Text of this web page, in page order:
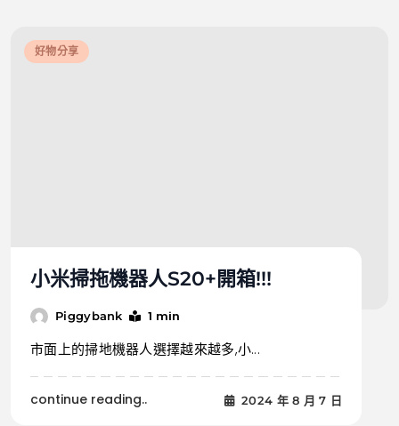
好物分享
小米掃拖機器人S20+開箱!!!
Piggybank 1 min
市面上的掃地機器人選擇越來越多,小...
continue reading.. 2024 年 8 月 7 日